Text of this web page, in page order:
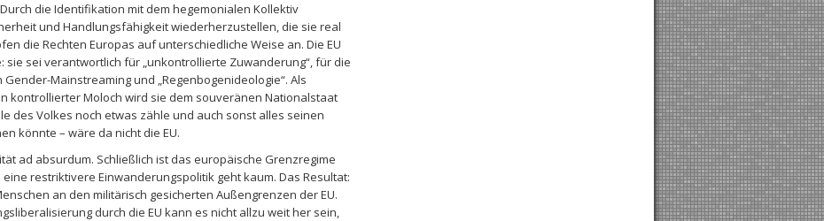
die Identifikation mit dem hegemonialen Kollektiv
und Handlungsfähigkeit wiederherzustellen, die sie real
die Rechten Europas auf unterschiedliche Weise an. Die EU
sie sei verantwortlich für „unkontrollierte Zuwanderung“, für die
Mainstreaming und „Regenbogenideologie“. Als
kontrollierter Moloch wird sie dem souveränen Nationalstaat
des Volkes noch etwas zähle und auch sonst alles seinen
könnte – wäre da nicht die EU.
ad absurdum. Schließlich ist das europäische Grenzregime
restriktivere Einwanderungspolitik geht kaum. Das Resultat:
an den militärisch gesicherten Außengrenzen der EU.
durch die EU kann es nicht allzu weit her sein,